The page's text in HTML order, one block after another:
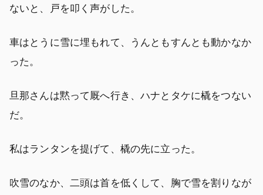
ないと、戸を叩く声がした。
車はとうに雪に埋もれて、うんともすんとも動かなか
った。
旦那さんは黙って厩へ行き、ハナとタケに橇をつない
だ。
私はランタンを提げて、橇の先に立った。
吹雪のなか、二頭は首を低くして、胸で雪を割りなが